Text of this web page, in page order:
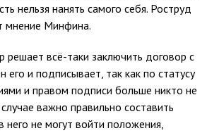
нельзя нанять самого себя. Роструд
мнение Минфина.
решает всё-таки заключить договор с
его и подписывает, так как по статусу
и правом подписи больше никто не
важно правильно составить
него не могут войти положения,